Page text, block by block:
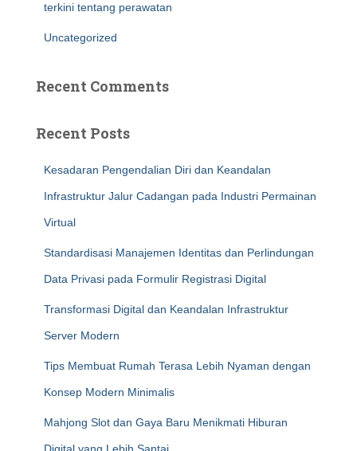
terkini tentang perawatan
Uncategorized
Recent Comments
Recent Posts
Kesadaran Pengendalian Diri dan Keandalan
Infrastruktur Jalur Cadangan pada Industri Permainan
Virtual
Standardisasi Manajemen Identitas dan Perlindungan
Data Privasi pada Formulir Registrasi Digital
Transformasi Digital dan Keandalan Infrastruktur
Server Modern
Tips Membuat Rumah Terasa Lebih Nyaman dengan
Konsep Modern Minimalis
Mahjong Slot dan Gaya Baru Menikmati Hiburan